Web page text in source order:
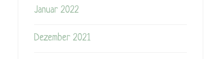
Januar 2022
Dezember 2021